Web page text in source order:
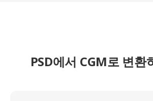
PSD에서 CGM로 변환